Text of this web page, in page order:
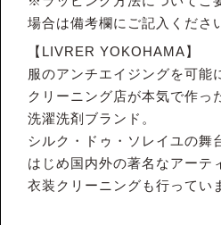
場合は備考欄にご記入くださ
【LIVRER YOKOHAMA】
服のアンチエイジングを可能
クリーニング店が本気で作っ
洗濯洗剤ブランド。
シルク・ドゥ・ソレイユの舞
はじめ国内外の著名なアーテ
衣装クリーニングも行ってい